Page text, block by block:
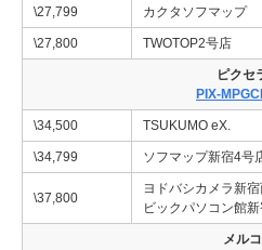
\27,799 カクタソフマップ
\27,800 TWOTOP2号店
ピクセ
PIX-
\34,500 TSUKUMO eX.
\34,799 ソフマップ新宿4号
\37,800
ヨドバシカメラ新
ビックパソコン館
メルコ